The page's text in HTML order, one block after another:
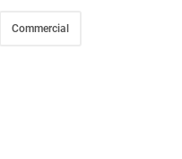
Commercial